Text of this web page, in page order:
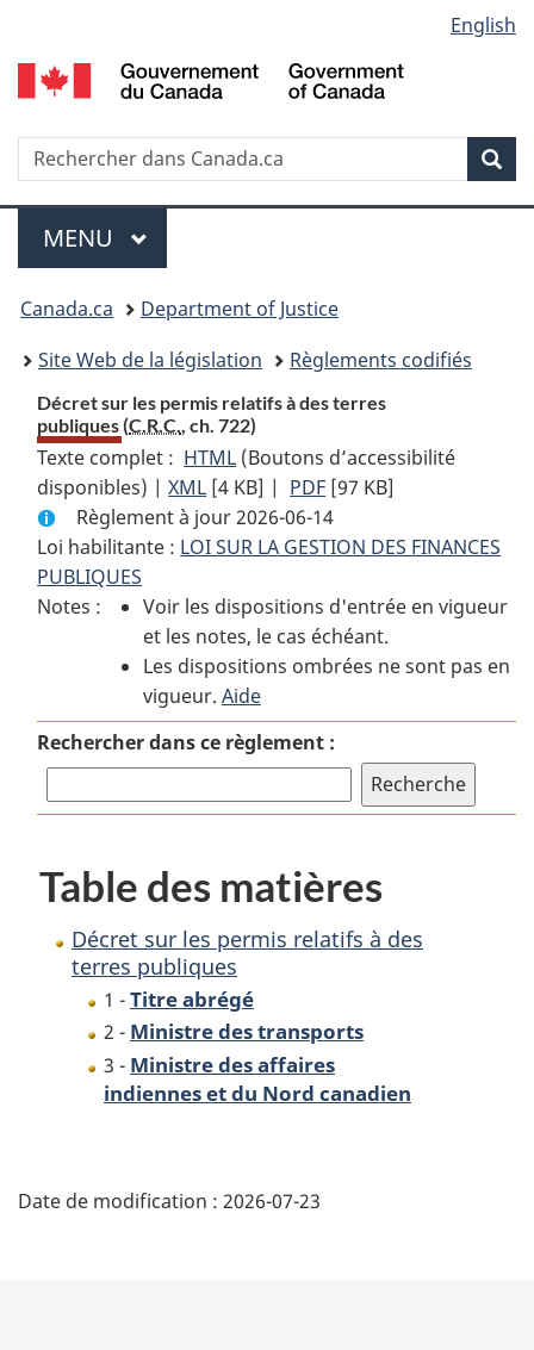
au
contenu
propos
de
la
HTML
simplifiée
selection
English
Recherche
Menu
MENU PRINCIPAL
You
are
here:
Canada.ca
Department of Justice
Site Web de la législation
Règlements codifiés
Décret sur les permis relatifs à des terres
publiques (C.R.C., ch. 722)
Texte complet : HTML Texte
complet
:
Décret
les
permis
relatifs
à
des
terres
(Boutons d’accessibilité
disponibles) |XML Texte
complet
:
sur
les
permis
relatifs
à
des
publiques
[4 KB] | PDF Texte
complet
:
sur
les
permis
à
des
terres
publiques
[97 KB]
Règlement à jour 2026-06-14
Loi habilitante : LOI SUR LA GESTION DES FINANCES
PUBLIQUES
Notes :
Voir les dispositions d'entrée en vigueur
et les notes, le cas échéant.
Les dispositions ombrées ne sont pas en
vigueur. Aide
Rechercher dans ce règlement :
Table des matières
Décret sur les permis relatifs à des
terres publiques
1 -Titre abrégé
2 - Ministre des transports
3 - Ministre des affaires
indiennes et du Nord canadien
é
Date de modification : 2026-07-23